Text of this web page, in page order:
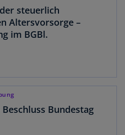
steuerlich
Altersvorsorge –
im BGBl.
Bundestag